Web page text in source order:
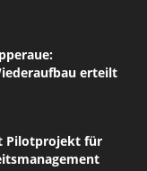
erteilt
Pilotprojekt für